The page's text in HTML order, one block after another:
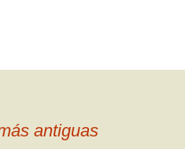
Para Decorar el Aula
antiguas